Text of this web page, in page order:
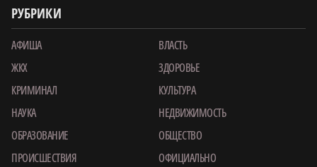
РУБРИКИ
АФИША
ВЛАСТЬ
ЖКХ
ЗДОРОВЬЕ
КРИМИНАЛ
КУЛЬТУРА
НАУКА
НЕДВИЖИМОСТЬ
ОБРАЗОВАНИЕ
ОБЩЕСТВО
ПРОИСШЕСТВИЯ
ОФИЦИАЛЬНО